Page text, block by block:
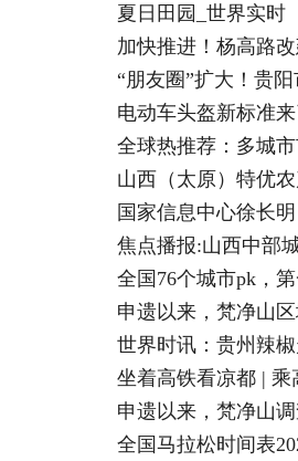
夏日田园_世界实时
加快推进！杨高路
“朋友圈”扩大！贵
电动车头盔新标准
全球热推荐：多城
山西（太原）特优
国家信息中心徐长
焦点播报:山西中部
全国76个城市pk，
申遗以来，梵净山
世界时讯：贵州辣
坐着高铁看凉都 |
申遗以来，梵净山
全国马拉松时间表